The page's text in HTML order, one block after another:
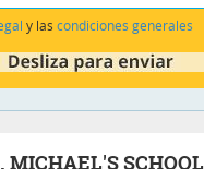
y las condiciones generales
MICHAEL'S SCHOOL